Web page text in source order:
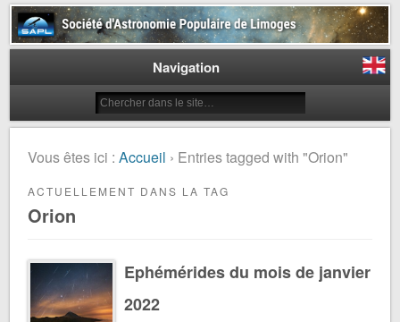
Société d'Astronomie Populaire
de Limoges
Navigation
Vous êtes ici : Accueil › Entries tagged with "Orion"
ACTUELLEMENT DANS LA TAG
Orion
Ephémérides du mois de janvier
2022